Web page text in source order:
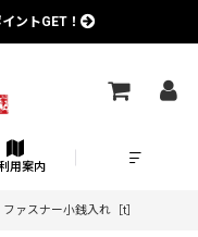
イントGET！
用案内
ァスナー小銭入れ［t］